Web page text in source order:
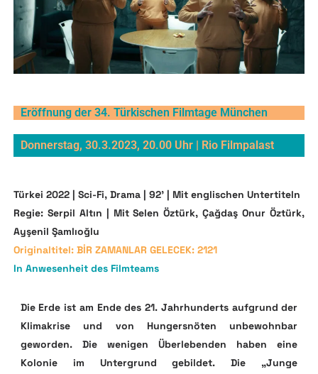
Eröffnung der 34. Türkischen Filmtage München
Donnerstag, 30.3.2023, 20.00 Uhr | Rio Filmpalast
Türkei 2022 | Sci-Fi, Drama | 92’ | Mit englischen Untertiteln
Regie: Serpil Altın | Mit Selen Öztürk, Çağdaş Onur Öztürk,
Ayşenil Şamlıoğlu
Originaltitel: BİR ZAMANLAR GELECEK: 2121
In Anwesenheit des Filmteams
Die Erde ist am Ende des 21. Jahrhunderts aufgrund der
Klimakrise und von Hungersnöten unbewohnbar
geworden. Die wenigen Überlebenden haben eine
Kolonie im Untergrund gebildet. Die „Junge